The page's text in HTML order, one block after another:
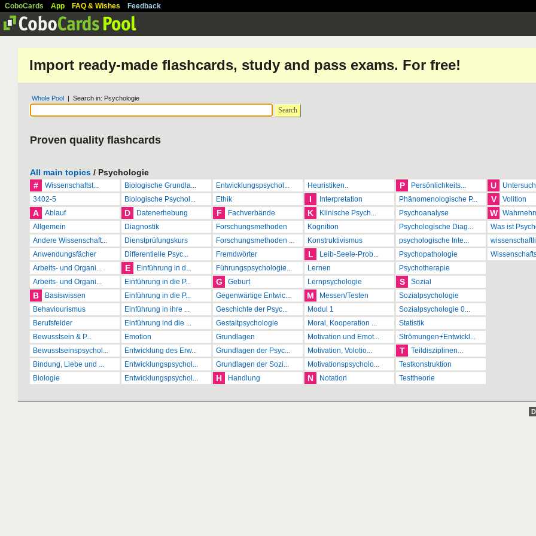
CoboCards App FAQ & Wishes Feedback
Import ready-made flashcards, study and pass exams. For free!
Whole Pool | Search in: Psychologie
Search
Proven quality flashcards
All main topics / Psychologie
#
Wissenschaftst...
3402-5
A
Ablauf
Allgemein
Andere Wissenschaft...
Anwendungsfächer
Arbeits- und Organi...
Arbeits- und Organi...
B
Basiswissen
Behaviourismus
Berufsfelder
Bewusstsein & P...
Bewusstseinspsychol...
Bindung, Liebe und ...
Biologie
Biologische Grundla...
Biologische Psychol...
D
Datenerhebung
Diagnostik
Dienstprüfungskurs
Differentielle Psyc...
E
Einführung in d...
Einführung in die P...
Einführung in die P...
Einführung in ihre ...
Einführung ind die ...
Emotion
Entwicklung des Erw...
Entwicklungspsychol...
Entwicklungspsychol...
Entwicklungspsychol...
Ethik
F
Fachverbände
Forschungsmethoden
Forschungsmethoden ...
Fremdwörter
Führungspsychologie...
G
Geburt
Gegenwärtige Entwic...
Geschichte der Psyc...
Gestaltpsychologie
Grundlagen
Grundlagen der Psyc...
Grundlagen der Sozi...
H Handlung
Heuristiken..
I Interpretation
K
Klinische Psych...
Kognition
Konstruktivismus
L
Leib-Seele-Prob...
Lernen
Lernpsychologie
M
Messen/Testen
Modul 1
Moral, Kooperation ...
Motivation und Emot...
Motivation, Volotio...
Motivationspsycholo...
N Notation
P
Persönlichkeits...
Phänomenologische P...
Psychoanalyse
Psychologische Diag...
psychologische Inte...
Psychopathologie
Psychotherapie
S
Sozial
Sozialpsychologie
Sozialpsychologie 0...
Statistik
Strömungen+Entwickl...
T
Teildisziplinen...
Testkonstruktion
Testtheorie
U
V Volition
W
Was ist